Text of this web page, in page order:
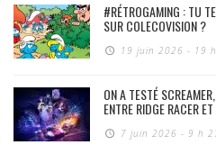
#RÉTROGAMING : TU
SUR COLECOVISION ?
19 juin 2026 - 19
ON A TESTÉ
ENTRE RIDGE RACER
7 juin 2026 - 9 h